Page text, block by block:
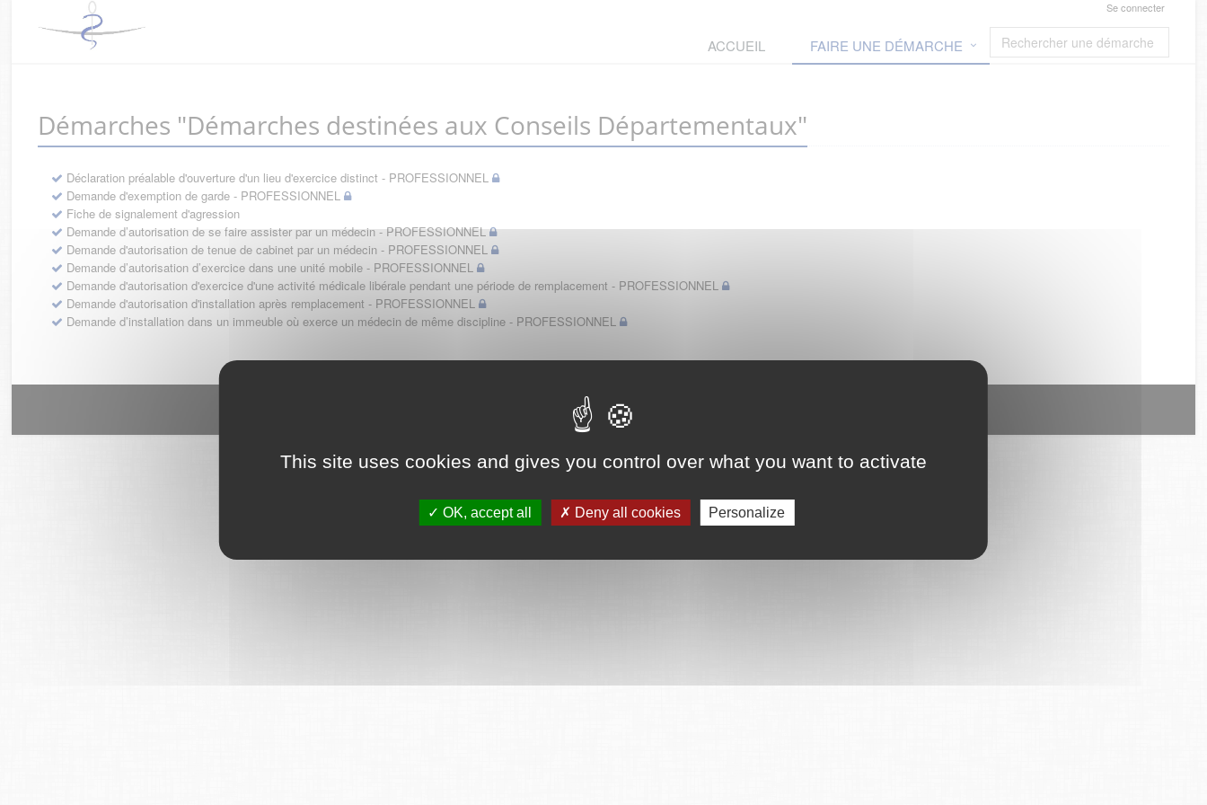
This site uses cookies and gives you control over what you want to activate
OK, accept all Deny all cookies Personalize
Se connecter
ACCUEIL FAIRE UNE DÉMARCHE
Démarches "Démarches destinées aux Conseils Départementaux"
Déclaration préalable d'ouverture d'un lieu d'exercice distinct - PROFESSIONNEL
Demande d'exemption de garde - PROFESSIONNEL
Fiche de signalement d'agression
Demande d’autorisation de se faire assister par un médecin - PROFESSIONNEL
Demande d'autorisation de tenue de cabinet par un médecin - PROFESSIONNEL
Demande d’autorisation d’exercice dans une unité mobile - PROFESSIONNEL
Demande d'autorisation d'exercice d'une activité médicale libérale pendant une période de remplacement - PROFESSIONNEL
Demande d'autorisation d'installation après remplacement - PROFESSIONNEL
Demande d’installation dans un immeuble où exerce un médecin de même discipline - PROFESSIONNEL
CGU Plan du site